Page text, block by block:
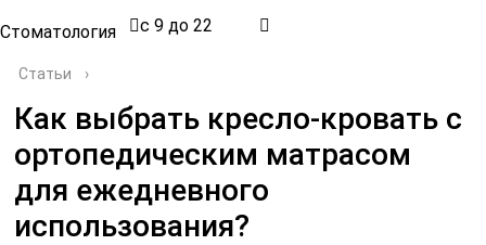
Стоматология с 9 до 22
Статьи ›
Как выбрать кресло-кровать с
ортопедическим матрасом
для ежедневного
использования?